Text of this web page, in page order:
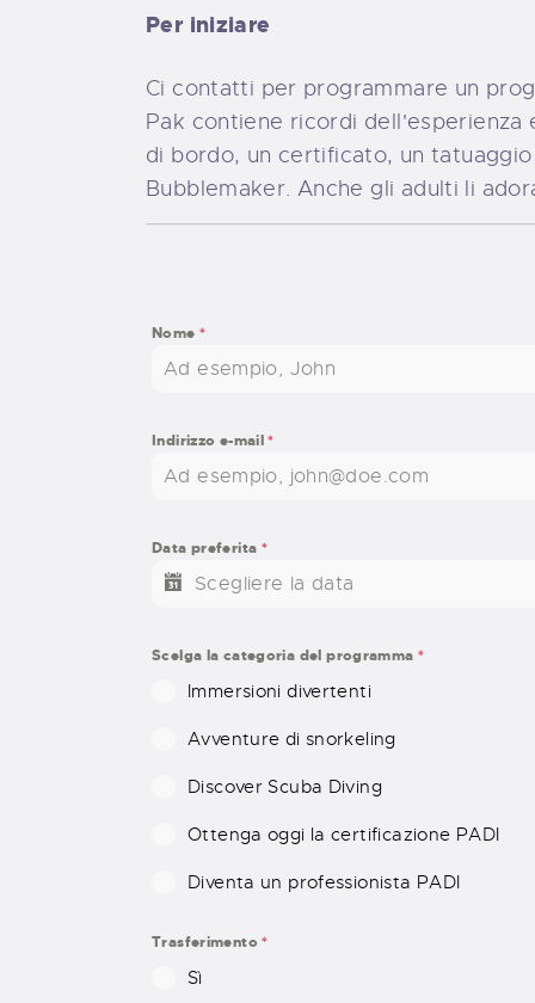
Per iniziare
Ci contatti per programmare un
Pak contiene ricordi
di bordo, un certificato, un
Bubblemaker. Anche gli adulti li
Nome *
Indirizzo e-mail*
Data preferita *
Scelga la categoria del programma *
Immersioni divertenti
Avventure di snorkeling
Discover Scuba Diving
Ottenga oggi la certificazione PADI
Diventa un professionista PADI
Trasferimento*
Sì